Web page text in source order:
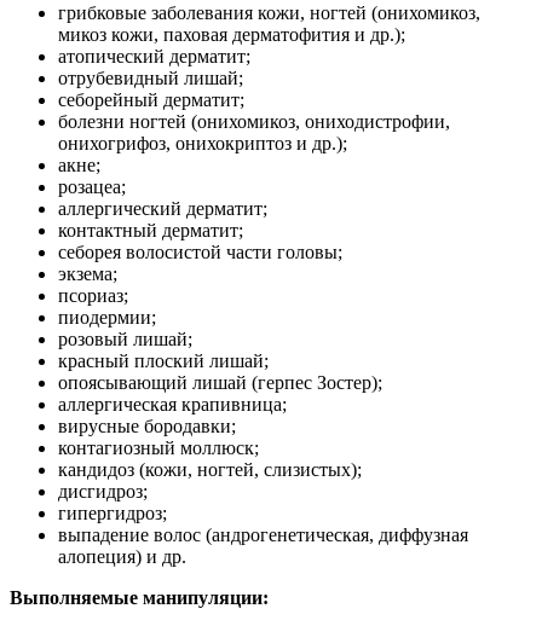
грибковые заболевания кожи, ногтей (онихомикоз,
микоз кожи, паховая дерматофития и др.);
атопический дерматит;
отрубевидный лишай;
себорейный дерматит;
болезни ногтей (онихомикоз, ониходистрофии,
онихогрифоз, онихокриптоз и др.);
акне;
розацеа;
аллергический дерматит;
контактный дерматит;
себорея волосистой части головы;
экзема;
псориаз;
пиодермии;
розовый лишай;
красный плоский лишай;
опоясывающий лишай (герпес Зостер);
аллергическая крапивница;
вирусные бородавки;
контагиозный моллюск;
кандидоз (кожи, ногтей, слизистых);
дисгидроз;
гипергидроз;
выпадение волос (андрогенетическая, диффузная
алопеция) и др.
Выполняемые манипуляции: